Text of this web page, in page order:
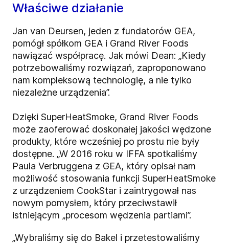
Właściwe działanie
Jan van Deursen, jeden z fundatorów GEA,
pomógł spółkom GEA i Grand River Foods
nawiązać współpracę. Jak mówi Dean: „Kiedy
potrzebowaliśmy rozwiązań, zaproponowano
nam kompleksową technologię, a nie tylko
niezależne urządzenia”.
Dzięki SuperHeatSmoke, Grand River Foods
może zaoferować doskonałej jakości wędzone
produkty, które wcześniej po prostu nie były
dostępne. „W 2016 roku w IFFA spotkaliśmy
Paula Verbruggena z GEA, który opisał nam
możliwość stosowania funkcji SuperHeatSmoke
z urządzeniem CookStar i zaintrygował nas
nowym pomysłem, który przeciwstawił
istniejącym „procesom wędzenia partiami”.
„Wybraliśmy się do Bakel i przetestowaliśmy